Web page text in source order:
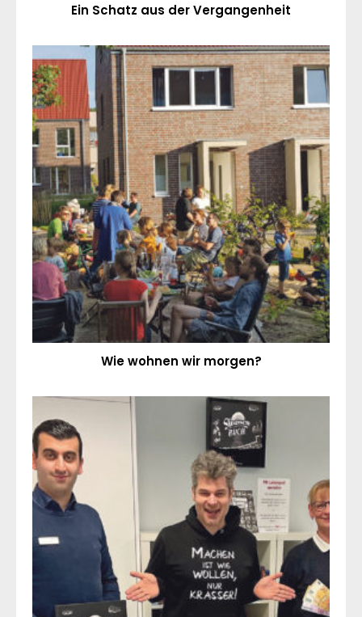
Ein Schatz aus der Vergangenheit
Wie wohnen wir morgen?